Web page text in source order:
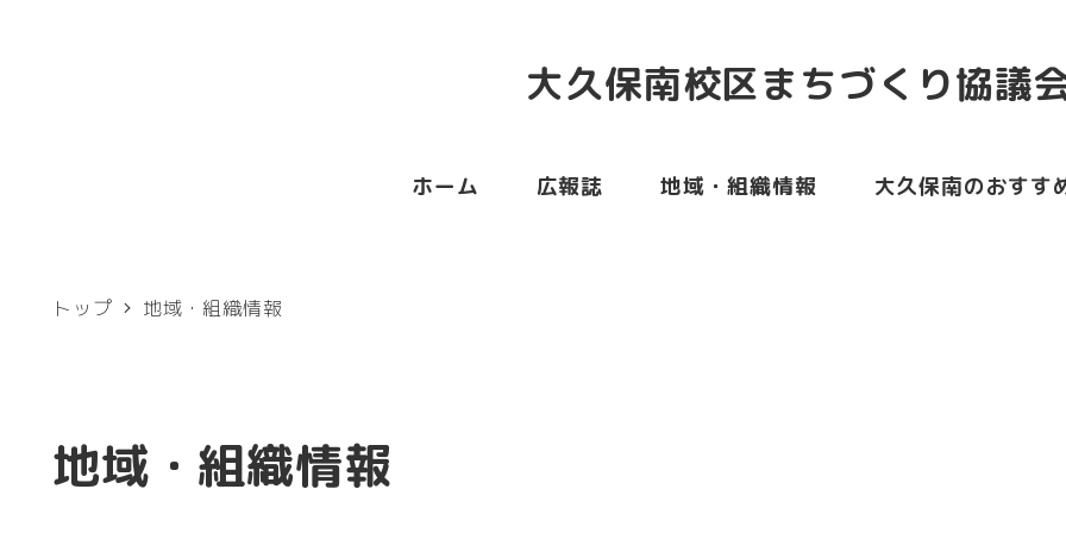
大久保南校区まちづくり協議
ホーム 広報誌 地域・組織情報 大久保南のおすす
トップ 地域・組織情報
地域・組織情報